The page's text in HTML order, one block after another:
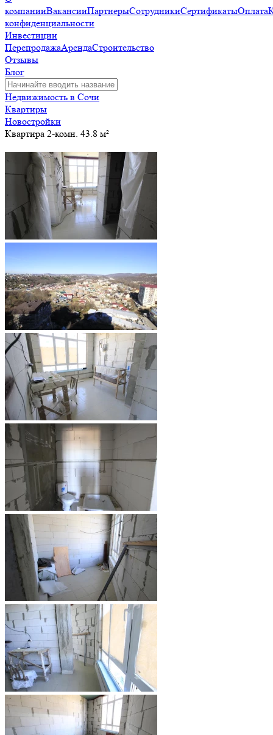
компанииВакансииПартнерыСотрудникиСертификатыОплата
конфиденциальности
Инвестиции
ПерепродажаАрендаСтроительство
Отзывы
Блог
Недвижимость в Сочи
Квартиры
Новостройки
Квартира 2-комн. 43.8 м²